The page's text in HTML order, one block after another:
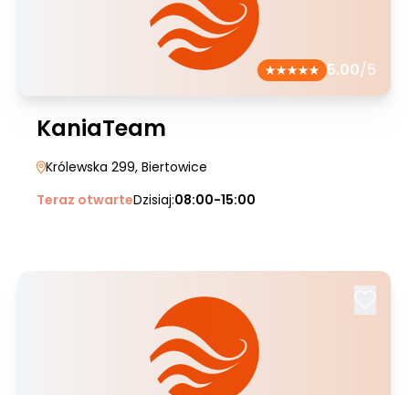
5.00/5
KaniaTeam
Królewska 299, Biertowice
Teraz otwarteDzisiaj:08:00-15:00